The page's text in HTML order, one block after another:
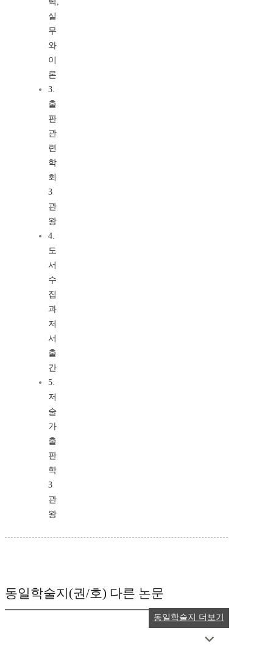
실
무
와
이
론
3.
출
판
관
련
학
회
3
관
왕
4.
도
서
수
집
과
저
서
출
간
5.
저
술
가
출
판
학
3
관
왕
동일학술지(권/호) 다른 논문
동일학술지 더보기